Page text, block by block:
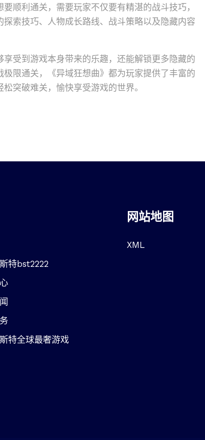
顺利通关，需要玩家不仅要有精湛的战斗技巧，
索技巧、人物成长路线、战斗策略以及隐藏内容
受到游戏本身带来的乐趣，还能解锁更多隐藏的
限通关，《异域狂想曲》都为玩家提供了丰富的
突破难关，愉快享受游戏的世界。
特bst2222
特全球最奢游戏
网站地图
XML